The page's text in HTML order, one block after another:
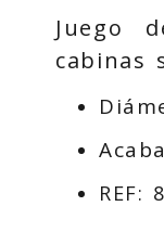
Juego
cabinas
REF: